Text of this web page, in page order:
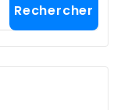
Rechercher